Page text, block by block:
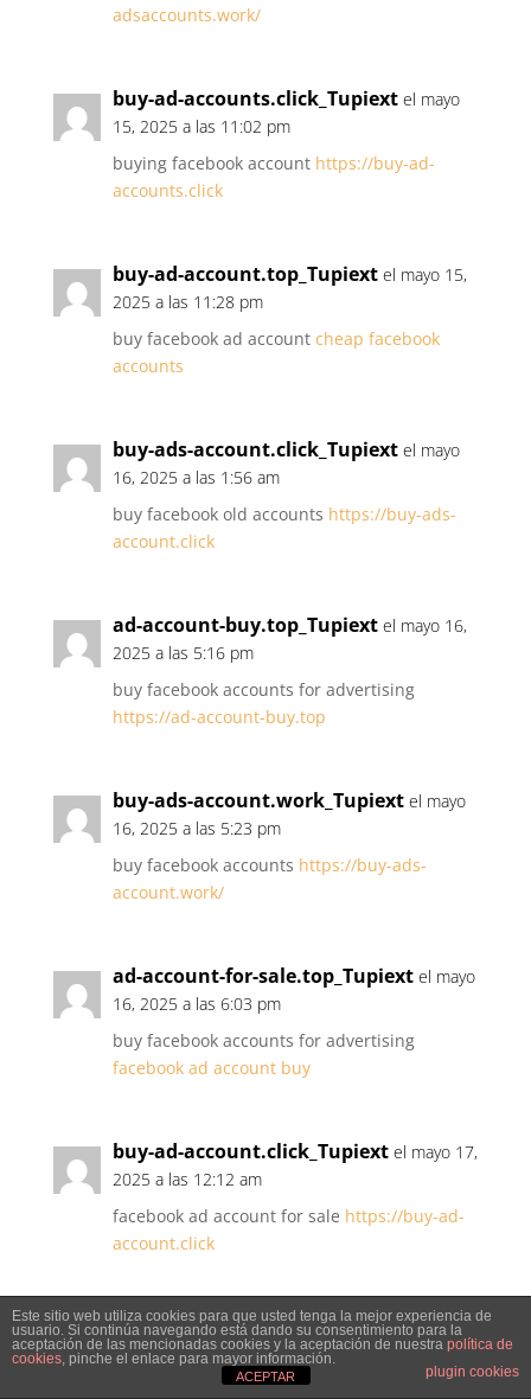
adsaccounts.work/
buy-ad-accounts.click_Tupiext el mayo
15, 2025 a las 11:02 pm
buying facebook account https://buy-ad-
accounts.click
buy-ad-account.top_Tupiext el mayo 15,
2025 a las 11:28 pm
buy facebook ad account cheap facebook
accounts
buy-ads-account.click_Tupiext el mayo
16, 2025 a las 1:56 am
buy facebook old accounts https://buy-ads-
account.click
ad-account-buy.top_Tupiext el mayo 16,
2025 a las 5:16 pm
buy facebook accounts for advertising
https://ad-account-buy.top
buy-ads-account.work_Tupiext el mayo
16, 2025 a las 5:23 pm
buy facebook accounts https://buy-ads-
account.work/
ad-account-for-sale.top_Tupiext el mayo
16, 2025 a las 6:03 pm
buy facebook accounts for advertising
facebook ad account buy
buy-ad-account.click_Tupiext el mayo 17,
2025 a las 12:12 am
facebook ad account for sale https://buy-ad-
account.click
ad-accounts-for-sale.work_Tupiext el
mayo 17, 2025 a las 5:20 pm
buy facebook advertising accounts
Este sitio web utiliza cookies para que usted tenga la mejor experiencia de
usuario. Si continúa navegando está dando su consentimiento para la
aceptación de las mencionadas cookies y la aceptación de nuestra política de
cookies, pinche el enlace para mayor información.
plugin cookies
ACEPTAR